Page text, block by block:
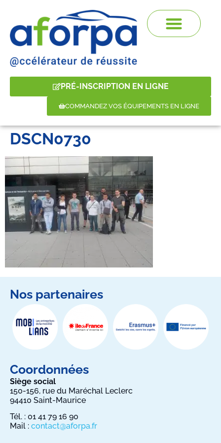
PRÉ-INSCRIPTION EN LIGNE
COMMANDEZ VOS ÉQUIPEMENTS EN LIGNE
DSCN0730
Nos partenaires
Coordonnées
Siège social
150-156, rue du Maréchal Leclerc
94410 Saint-Maurice
Tél. : 01 41 79 16 90
Mail : contact@aforpa.fr